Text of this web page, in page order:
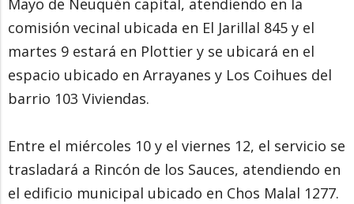
Mayo de Neuquén capital, atendiendo en la
comisión vecinal ubicada en El Jarillal 845 y el
martes 9 estará en Plottier y se ubicará en el
espacio ubicado en Arrayanes y Los Coihues del
barrio 103 Viviendas.
Entre el miércoles 10 y el viernes 12, el servicio se
trasladará a Rincón de los Sauces, atendiendo en
el edificio municipal ubicado en Chos Malal 1277.